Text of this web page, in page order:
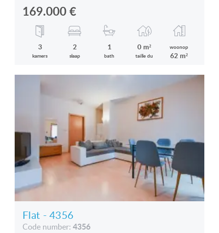
169.000€
3
kamers
2
slaap
1
bath
0 m²
taille du
woonop
62 m²
Flat - 4356
Code number: 4356